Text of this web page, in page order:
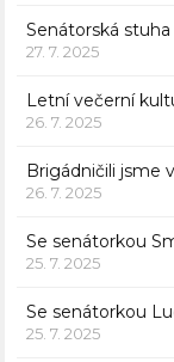
Senátorská
27. 7. 2025
Letní večerní
26. 7. 2025
Brigádničili jsme
26. 7. 2025
Se senátorkou
25. 7. 2025
Se senátorkou
25. 7. 2025